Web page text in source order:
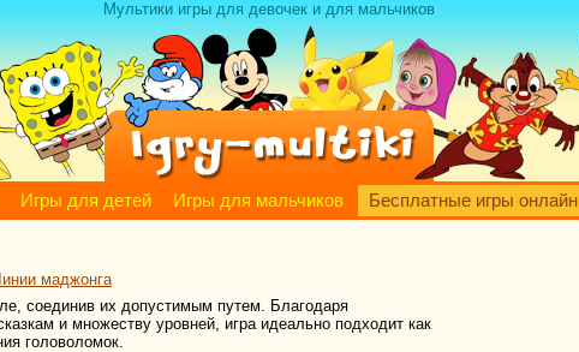
Мультики игры для девочек и для мальчиков
Игры для детей Игры для мальчиков Бесплатные игры онлайн
маджонга
соединив их допустимым путем. Благодаря
и множеству уровней, игра идеально подходит как
головоломок.